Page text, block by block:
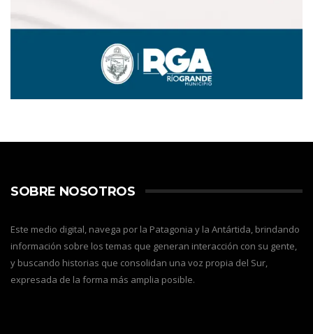
SOBRE NOSOTROS
Este medio digital, navega por la Patagonia y la Antártida, brindando
información sobre los temas que generan interacción con su gente,
y buscando historias que consolidan una voz propia del Sur,
expresada de la forma más amplia posible.